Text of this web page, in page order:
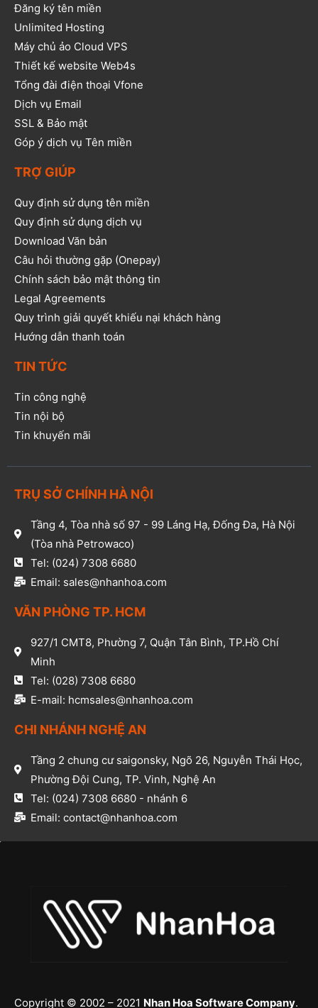
Đăng ký tên miền
Unlimited Hosting
Máy chủ ảo Cloud VPS
Thiết kế website Web4s
Tổng đài điện thoại Vfone
Dịch vụ Email
SSL & Bảo mật
Góp ý dịch vụ Tên miền
TRỢ GIÚP
Quy định sử dụng tên miền
Quy định sử dụng dịch vụ
Download Văn bản
Câu hỏi thường gặp (Onepay)
Chính sách bảo mật thông tin
Legal Agreements
Quy trình giải quyết khiếu nại khách hàng
Hướng dẫn thanh toán
TIN TỨC
Tin công nghệ
Tin nội bộ
Tin khuyến mãi
TRỤ SỞ CHÍNH HÀ NỘI
Tầng 4, Tòa nhà số 97 - 99 Láng Hạ, Đống Đa, Hà Nội
(Tòa nhà Petrowaco)
Tel: (024) 7308 6680
Email: sales@nhanhoa.com
VĂN PHÒNG TP. HCM​
927/1 CMT8, Phường 7, Quận Tân Bình, TP.Hồ Chí
Minh​
Tel: (028) 7308 6680​
E-mail: hcmsales@nhanhoa.com​
CHI NHÁNH NGHỆ AN​
Tầng 2 chung cư saigonsky, Ngõ 26, Nguyễn Thái Học,
Phường Đội Cung, TP. Vinh, Nghệ An​
Tel: (024) 7308 6680 - nhánh 6​
Email: contact@nhanhoa.com​
Copyright © 2002 – 2021 Nhan Hoa Software Company.